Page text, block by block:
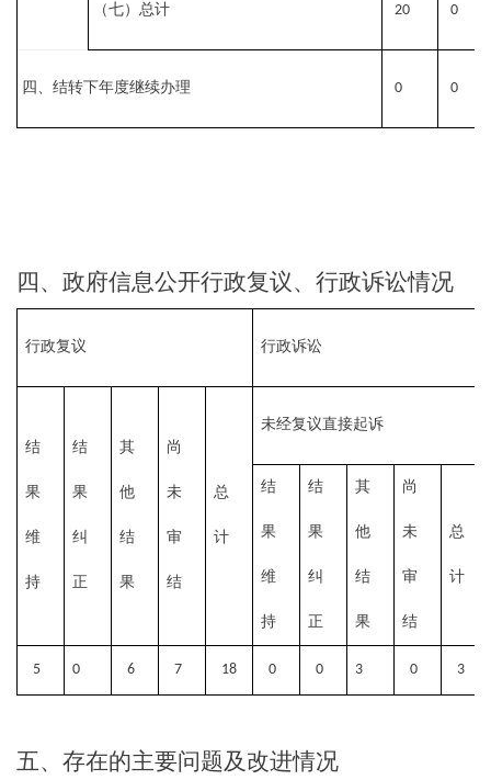
（七）总计 20 0
四、结转下年度继续办理 0 0
四、政府信息公开行政复议、行政诉讼情况
行政复议 行政诉讼
结
果
维
持
结
果
纠
正
其
他
结
果
尚
未
审
结
总
计
未经复议直接起诉
结
果
维
持
结
果
纠
正
其
他
结
果
尚
未
审
结
总
计
5 0 6 7 18 0 0 3 0 3
五、存在的主要问题及改进情况